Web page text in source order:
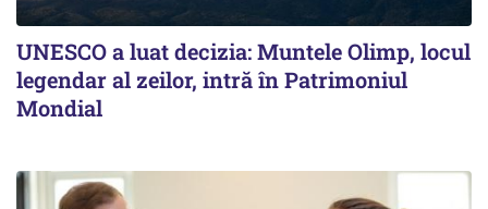
UNESCO a luat decizia: Muntele Olimp, locul
legendar al zeilor, intră în Patrimoniul
Mondial